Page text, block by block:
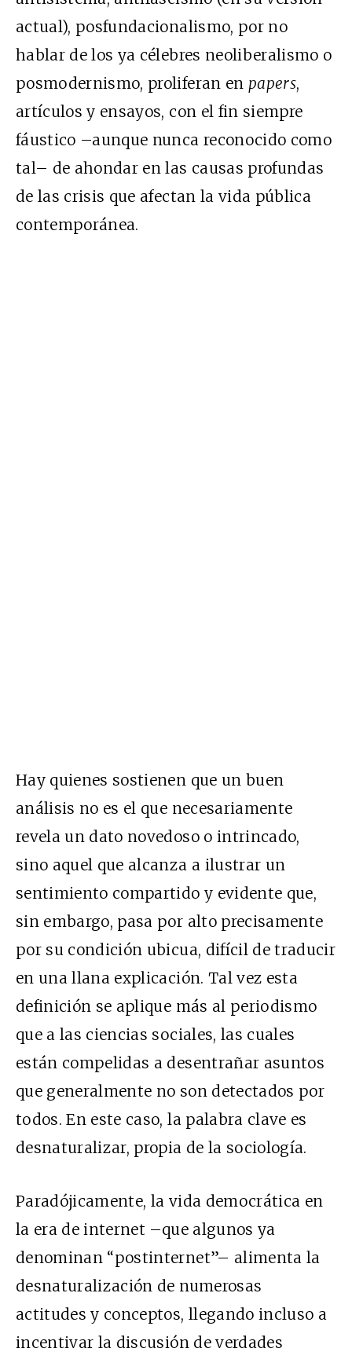
actual), posfundacionalismo, por no
hablar de los ya célebres neoliberalismo o
posmodernismo, proliferan en papers,
artículos y ensayos, con el fin siempre
fáustico –aunque nunca reconocido como
tal– de ahondar en las causas profundas
de las crisis que afectan la vida pública
contemporánea.
Hay quienes sostienen que un buen
análisis no es el que necesariamente
revela un dato novedoso o intrincado,
sino aquel que alcanza a ilustrar un
sentimiento compartido y evidente que,
sin embargo, pasa por alto precisamente
por su condición ubicua, difícil de traducir
en una llana explicación. Tal vez esta
definición se aplique más al periodismo
que a las ciencias sociales, las cuales
están compelidas a desentrañar asuntos
que generalmente no son detectados por
todos. En este caso, la palabra clave es
desnaturalizar, propia de la sociología.
Paradójicamente, la vida democrática en
la era de internet –que algunos ya
denominan “postinternet”– alimenta la
desnaturalización de numerosas
actitudes y conceptos, llegando incluso a
incentivar la discusión de verdades